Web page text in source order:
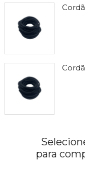
para